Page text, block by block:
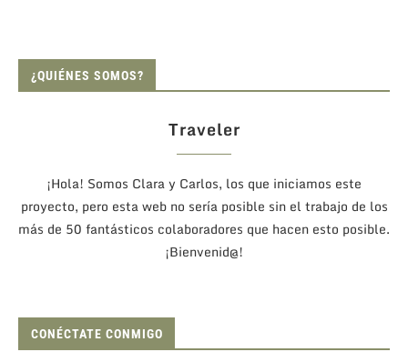
¿QUIÉNES SOMOS?
Traveler
¡Hola! Somos Clara y Carlos, los que iniciamos este
proyecto, pero esta web no sería posible sin el trabajo de los
más de 50 fantásticos colaboradores que hacen esto posible.
¡Bienvenid@!
CONÉCTATE CONMIGO